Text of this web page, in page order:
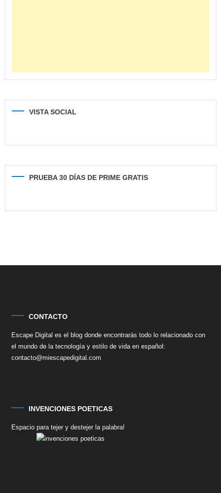
VISTA SOCIAL
PRUEBA 30 DÍAS DE PRIME GRATIS
CONTACTO
Escape Digital es el blog donde encontrarás todo lo relacionado con
el mundo de la tecnología y estilo de vida en español:
contacto@miescapedigital.com
INVENCIONES POETICAS
Espacio para tejer y destejer la palabra!